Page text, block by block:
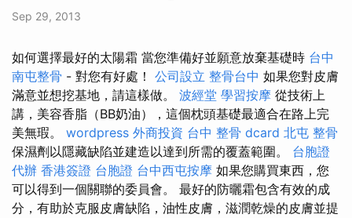
Sep 29, 2013
如何選擇最好的太陽霜 當您準備好並願意放棄基礎時 台中
南屯整骨 - 對您有好處！ 公司設立 整骨台中 如果您對皮膚
滿意並想挖基地，請這樣做。 波經堂 學習按摩 從技術上
講，美容香脂（BB奶油），這個枕頭基礎最適合在路上完
美無瑕。 wordpress 外商投資 台中 整骨 dcard 北屯 整骨
保濕劑以隱藏缺陷並建造以達到所需的覆蓋範圍。 台胞證
代辦 香港簽證 台胞證 台中西屯按摩 如果您購買東西，您
可以得到一個關聯的委員會。 最好的防曬霜包含有效的成
分，有助於克服皮膚缺陷，油性皮膚，滋潤乾燥的皮膚並提